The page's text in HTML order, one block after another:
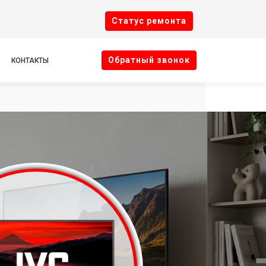
Cтатус ремонта
КОНТАКТЫ Oбратный звонок